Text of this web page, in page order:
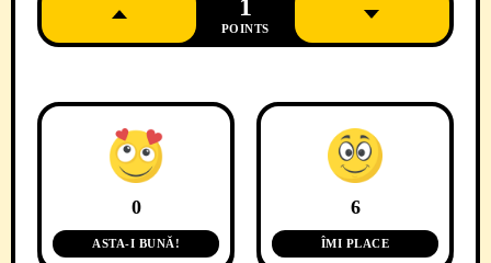
1
POINTS
0
ASTA-I BUNĂ!
6
ÎMI PLACE